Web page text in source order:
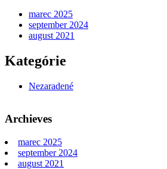
marec 2025
september 2024
august 2021
Kategórie
Nezaradené
Archieves
marec 2025
september 2024
august 2021